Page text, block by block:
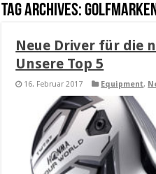
Tag Archives:
Neue Driver für die
Unsere Top 5
16. Februar 2017 Equipment,